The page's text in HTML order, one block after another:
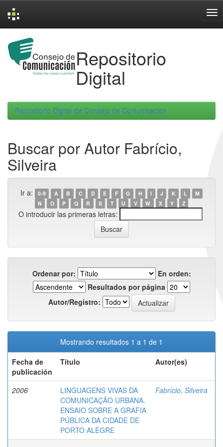
navigation
Repositorio
Digital
Repositorio Digital de Consejo de Comunicacion
Buscar por Autor Fabrício,
Silveira
Ir a: 0-9 A B C D E F G H I J K L
M
N
O P Q R S T U V W X Y Z
O introducir las primeras letras:
Ordenar por:
En orden:
Resultados por página
Autor/Registro:
Mostrando resultados 1 a 1 de 1
Fecha de
publicación
Título Autor(es)
2006
LINGUAGENS VIVAS DA
COMUNICAÇÃO URBANA.
ENSAIO SOBRE A GRAFIA
PÚBLICA DA CIDADE DE
PORTO ALEGRE
Fabrício, Silveira